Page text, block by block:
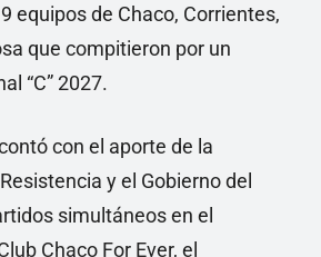
equipos de Chaco, Corrientes,
que compitieron por un
“C” 2027.
con el aporte de la
y el Gobierno del
simultáneos en el
Chaco For Ever, el